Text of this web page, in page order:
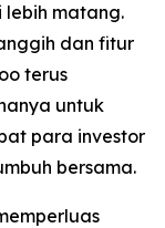
lebih matang.
dan fitur
terus
untuk
para investor
bersama.